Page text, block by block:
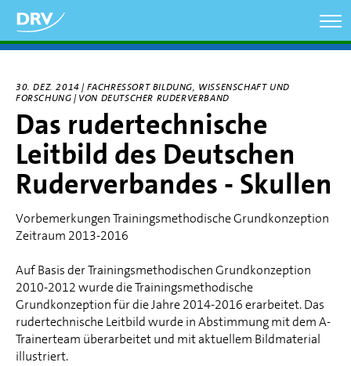
zum
Inhalt
30. DEZ. 2014 | FACHRESSORT BILDUNG, WISSENSCHAFT UND
FORSCHUNG | VON DEUTSCHER RUDERVERBAND
Das rudertechnische
Leitbild des Deutschen
Ruderverbandes - Skullen
Vorbemerkungen Trainingsmethodische Grundkonzeption
Zeitraum 2013-2016
Auf Basis der Trainingsmethodischen Grundkonzeption
2010-2012 wurde die Trainingsmethodische
Grundkonzeption für die Jahre 2014-2016 erarbeitet. Das
rudertechnische Leitbild wurde in Abstimmung mit dem A-
Trainerteam überarbeitet und mit aktuellem Bildmaterial
illustriert.